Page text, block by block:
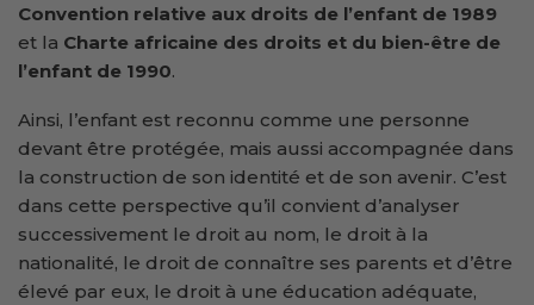
Convention relative aux droits de l’enfant de 1989
et la Charte africaine des droits et du bien-être de
l’enfant de 1990.
Ainsi, l’enfant est reconnu comme une personne
devant être protégée, mais aussi accompagnée dans
la construction de son identité et de son avenir. C’est
dans cette perspective qu’il convient d’analyser
successivement le droit au nom, le droit à la
nationalité, le droit de connaître ses parents et d’être
élevé par eux, le droit à une éducation adéquate,